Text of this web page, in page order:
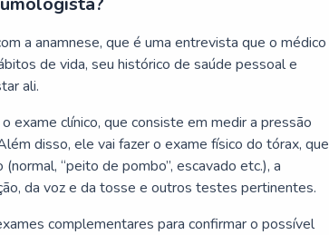
a anamnese, que é uma entrevista que o médico
de vida, seu histórico de saúde pessoal e
ali.
exame clínico, que consiste em medir a pressão
disso, ele vai fazer o exame físico do tórax, que
“peito de pombo”, escavado etc.), a
da voz e da tosse e outros testes pertinentes.
complementares para confirmar o possível